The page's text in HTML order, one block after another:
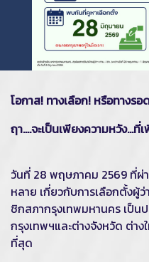
โอกาส! ทางเลือก! หรือทางร
ฤา....จะเป็นเพียงความหวัง...
วันที่ 28 พฤษภาคม 2569 ที่ผ่
หลาย เกี่ยวกับการเลือกตั้งผู้
ชิกสภากรุงเทพมหานคร เป็น
กรุงเทพฯและต่างจังหวัด ต่า
ที่สุด